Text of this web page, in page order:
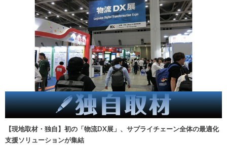
【現地取材・独自】初の「物流DX展」、サプライチェーン全体の最適化
支援ソリューションが集結